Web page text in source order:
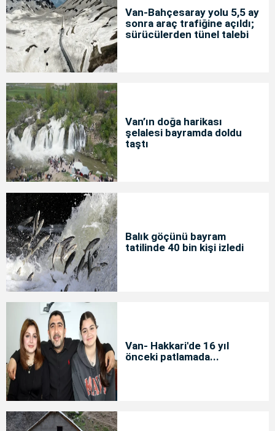
Van-Bahçesaray yolu 5,5 ay
sonra araç trafiğine açıldı;
sürücülerden tünel talebi
Van’ın doğa harikası
şelalesi bayramda doldu
taştı
Balık göçünü bayram
tatilinde 40 bin kişi izledi
Van- Hakkari'de 16 yıl
önceki patlamada...